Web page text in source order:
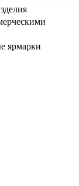
ярмарки